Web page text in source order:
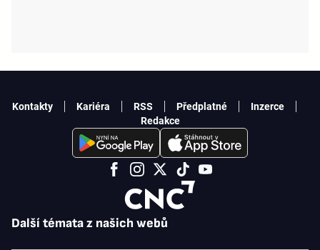
Další témata z našich webů
Kontakty Kariéra RSS Předplatné
Inzerce
Redakce